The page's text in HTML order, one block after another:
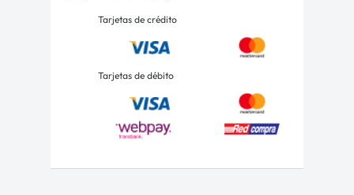
Tarjetas de crédito
Tarjetas de débito